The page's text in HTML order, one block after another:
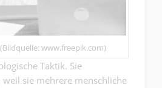
(Bildquelle: www.freepik.com)
Taktik. Sie
sie mehrere menschliche